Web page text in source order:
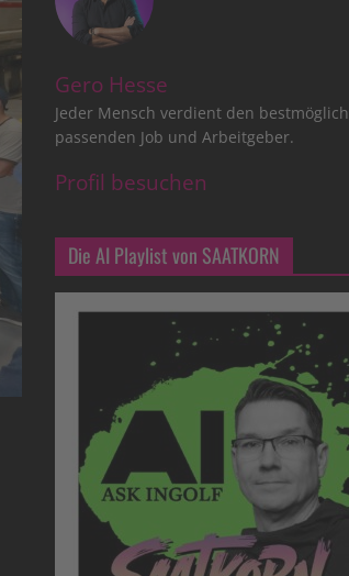
Gero Hesse
Jeder Mensch verdient den bestmöglich
passenden Job und Arbeitgeber.
Profil besuchen
Die AI Playlist von SAATKORN